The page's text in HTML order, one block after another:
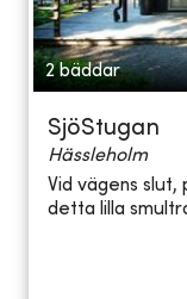
2 bäddar
SjöStugan
Hässleholm
Vid vägens slut,
detta lilla